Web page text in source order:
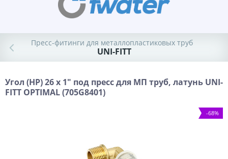
Пресс-фитинги для металлопластиковых труб
UNI-FITT
Угол (НР) 26 х 1" под пресс для МП труб, латунь UNI-
FITT OPTIMAL (705G8401)
-68%